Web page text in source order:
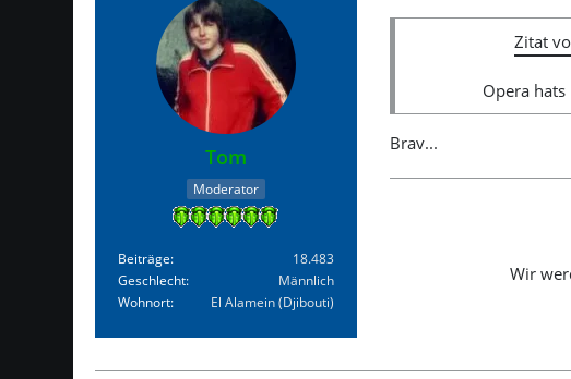
Tom
Moderator
Beiträge
18.483
Geschlecht
Männlich
Wohnort
El Alamein (Djibouti)
Zitat
Opera
Brav...
Wir